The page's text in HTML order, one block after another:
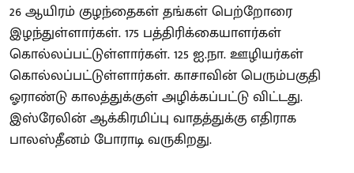
26 ஆயிரம் குழந்தைகள் தங்கள் பெற்றோரை
இழந்துள்ளார்கள். 175 பத்திரிக்கையாளர்கள்
கொல்லப்பட்டுள்ளார்கள். 125 ஐ.நா. ஊழியர்கள்
கொல்லப்பட்டுள்ளார்கள். காசாவின் பெரும்பகுதி
ஓராண்டு காலத்துக்குள் அழிக்கப்பட்டு விட்டது.
இஸ்ரேலின் ஆக்கிரமிப்பு வாதத்துக்கு எதிராக
பாலஸ்தீனம் போராடி வருகிறது.